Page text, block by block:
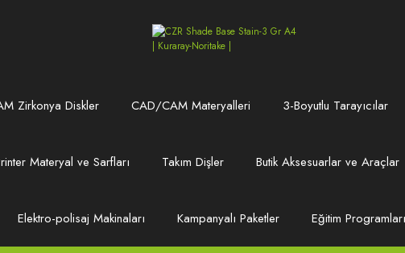
Zirkonya Diskler CAD/CAM Materyalleri 3-Boyutlu Tarayıcılar
Materyal ve Sarfları Takım Dişler Butik Aksesuarlar ve Araçlar
Elektro-polisaj Makinaları Kampanyalı Paketler Eğitim Programları